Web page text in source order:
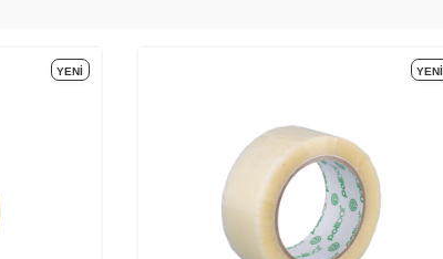
YENI YENI